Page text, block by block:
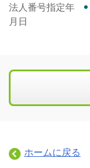
法人番号指定年
月日
ホームに戻る